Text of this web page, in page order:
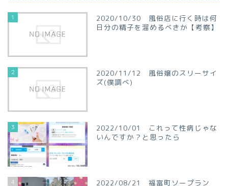
1
2020/10/30 風俗店に行く時は何
日分の精子を溜めるべきか【考察】
2
2020/11/12 風俗嬢のスリーサイ
ズ(僕調べ)
3
2022/10/01 これって性病じゃな
いんですか？と思ったら
4
2022/08/21 福富町ソープラン